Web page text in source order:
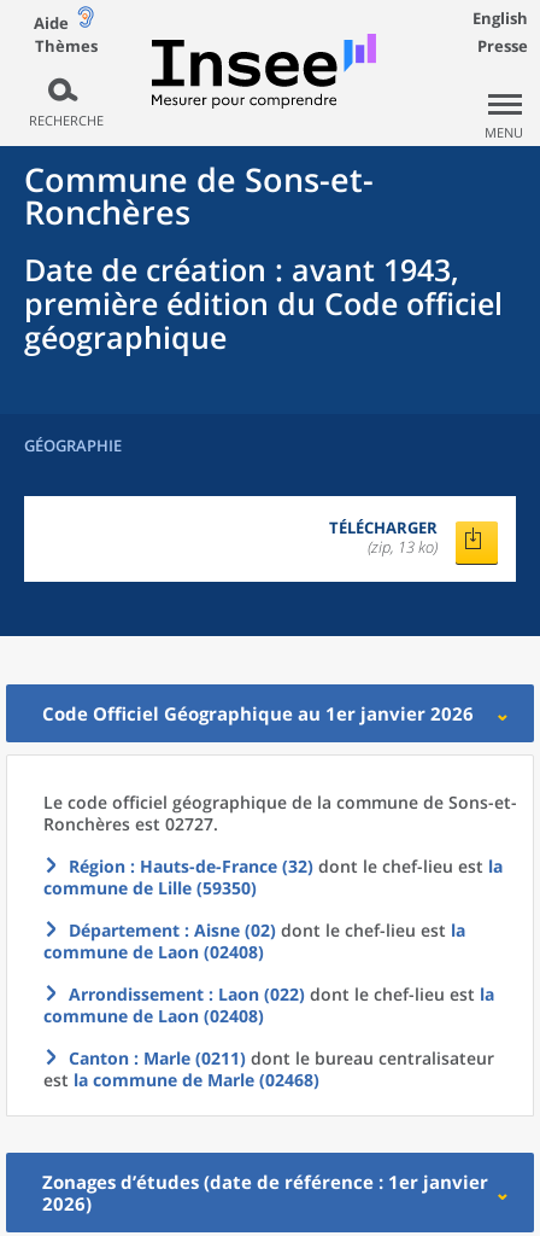
Aide
Thèmes
RECHERCHE
English
Presse
MENU
Commune de Sons-et-
Ronchères
Date de création : avant 1943,
première édition du Code officiel
géographique
GÉOGRAPHIE
TÉLÉCHARGER
(zip, 13 ko)
Code Officiel Géographique au 1er janvier 2026
Le code officiel géographique de la commune de Sons-et-
Ronchères est 02727.
Région : Hauts-de-France (32) dont le chef-lieu est la
commune de Lille (59350)
Département : Aisne (02) dont le chef-lieu est la
commune de Laon (02408)
Arrondissement : Laon (022) dont le chef-lieu est la
commune de Laon (02408)
Canton : Marle (0211) dont le bureau centralisateur
est la commune de Marle (02468)
Zonages d’études (date de référence : 1er janvier
2026)